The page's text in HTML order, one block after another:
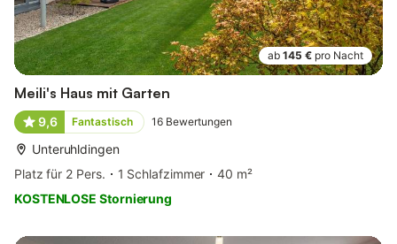
ab 145 € pro Nacht
Meili's Haus mit Garten
9,6 Fantastisch 16 Bewertungen
Unteruhldingen
Platz für 2 Pers.
1 Schlafzimmer
40 m²
KOSTENLOSE Stornierung